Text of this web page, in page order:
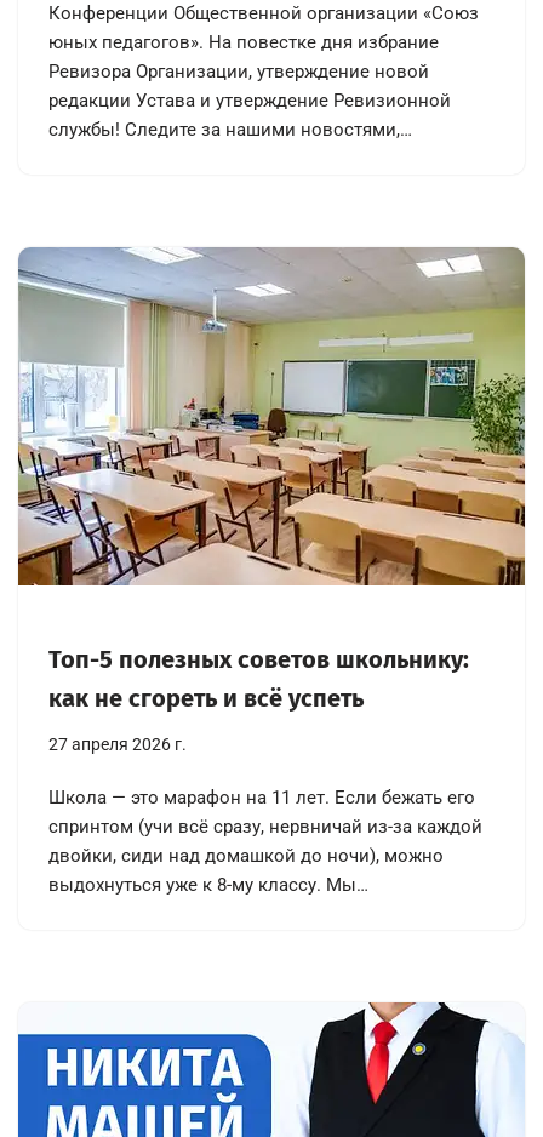
Конференции Общественной организации «Союз
юных педагогов». На повестке дня избрание
Ревизора Организации, утверждение новой
редакции Устава и утверждение Ревизионной
службы! Следите за нашими новостями,…
Топ-5 полезных советов школьнику:
как не сгореть и всё успеть
27 апреля 2026 г.
Школа — это марафон на 11 лет. Если бежать его
спринтом (учи всё сразу, нервничай из-за каждой
двойки, сиди над домашкой до ночи), можно
выдохнуться уже к 8-му классу. Мы…